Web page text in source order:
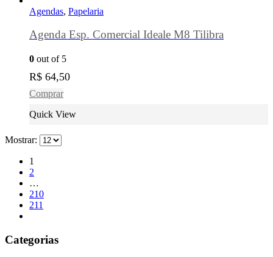
Agendas, Papelaria
Agenda Esp. Comercial Ideale M8 Tilibra
0 out of 5
R$ 64,50
Comprar
Quick View
Mostrar:
1
2
…
210
211
Categorias